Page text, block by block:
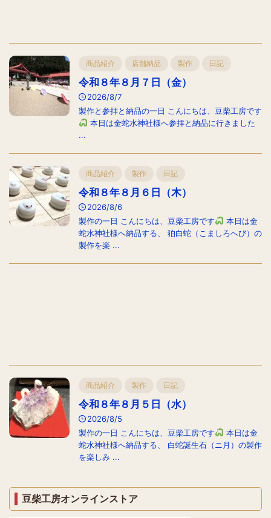
商品紹介 店舗納品 製作 日記
令和８年８月７日（金）
2026/8/7
製作と参拝と納品の一日 こんにちは、豆柴工房です
本日は金蛇水神社様へ参拝と納品に行きました
...
商品紹介 製作 日記
令和８年８月６日（木）
2026/8/6
製作の一日 こんにちは、豆柴工房です
本日は金
蛇水神社様へ納品する、 狛白蛇（こましろへび）の
製作を楽 ...
商品紹介 製作 日記
令和８年８月５日（水）
2026/8/5
製作の一日 こんにちは、豆柴工房です
本日は金
蛇水神社様へ納品する、 白蛇誕生石（ニ月）の製作
を楽しみ ...
豆柴工房オンラインストア